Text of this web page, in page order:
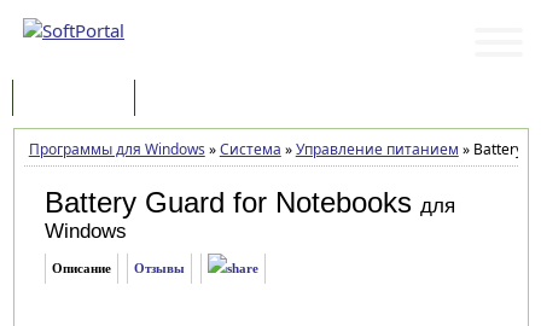
Программы для Windows »Система »Управление питанием »Battery
Battery Guard for Notebooks для
Windows
Описание Отзывы